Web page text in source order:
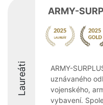
Laureáti
ARMY-
ARMY-
uznávaného
vojenského,
vybavení.